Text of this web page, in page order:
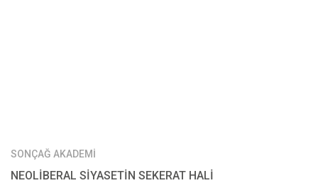
SONÇAĞ AKADEMİ
NEOLİBERAL SİYASETİN SEKERAT HALİ